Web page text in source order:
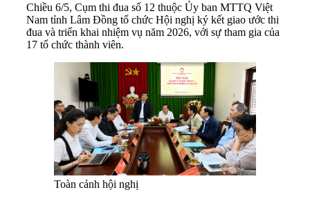
Chiều 6/5, Cụm thi đua số 12 thuộc Ủy ban MTTQ Việt
Nam tỉnh Lâm Đồng tổ chức Hội nghị ký kết giao ước thi
đua và triển khai nhiệm vụ năm 2026, với sự tham gia của
17 tổ chức thành viên.
Toàn cảnh hội nghị